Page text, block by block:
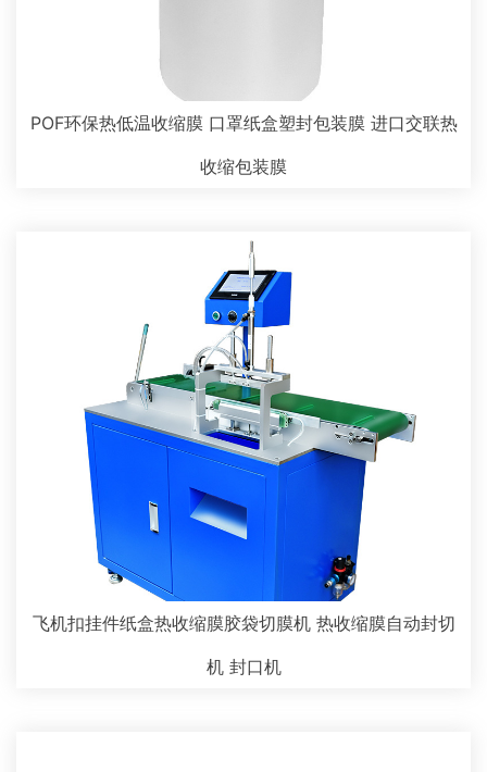
POF环保热低温收缩膜 口罩纸盒塑封包装膜 进口交联热
收缩包装膜
飞机扣挂件纸盒热收缩膜胶袋切膜机 热收缩膜自动封切
机 封口机